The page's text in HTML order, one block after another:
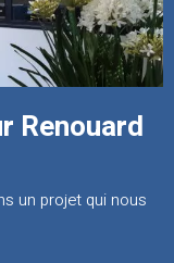
Renouard
un projet qui nous